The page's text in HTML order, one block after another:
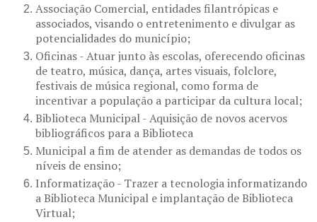
Associação Comercial, entidades filantrópicas e
associados, visando o entretenimento e divulgar as
potencialidades do município;
Oficinas - Atuar junto às escolas, oferecendo oficinas
de teatro, música, dança, artes visuais, folclore,
festivais de música regional, como forma de
incentivar a população a participar da cultura local;
Biblioteca Municipal - Aquisição de novos acervos
bibliográficos para a Biblioteca
Municipal a fim de atender as demandas de todos os
níveis de ensino;
Informatização - Trazer a tecnologia informatizando
a Biblioteca Municipal e implantação de Biblioteca
Virtual;